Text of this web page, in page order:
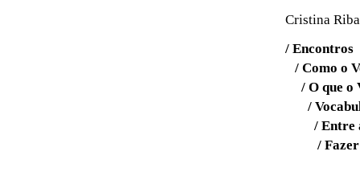
Cristina
/ Encontros
/ Como o
/ O que o
/
/ Entre
/ Fazer